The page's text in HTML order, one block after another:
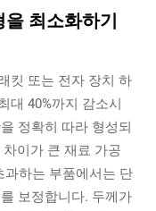
최소화하기
킷 또는 전자 장치 하
대 40%까지 감소시
정확히 따라 형성되
이가 큰 재료 가공
과하는 부품에서는 단
보정합니다. 두께가